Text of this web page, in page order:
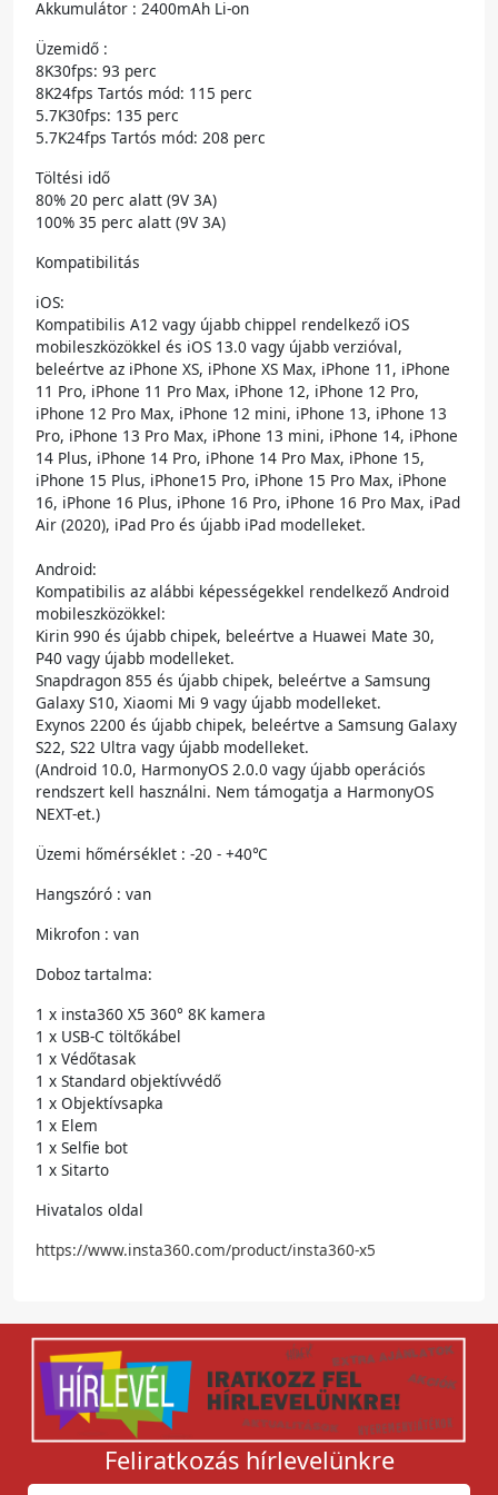
Akkumulátor : 2400mAh Li-on
Üzemidő :
8K30fps: 93 perc
8K24fps Tartós mód: 115 perc
5.7K30fps: 135 perc
5.7K24fps Tartós mód: 208 perc
Töltési idő
80% 20 perc alatt (9V 3A)
100% 35 perc alatt (9V 3A)
Kompatibilitás
iOS:
Kompatibilis A12 vagy újabb chippel rendelkező iOS
mobileszközökkel és iOS 13.0 vagy újabb verzióval,
beleértve az iPhone XS, iPhone XS Max, iPhone 11, iPhone
11 Pro, iPhone 11 Pro Max, iPhone 12, iPhone 12 Pro,
iPhone 12 Pro Max, iPhone 12 mini, iPhone 13, iPhone 13
Pro, iPhone 13 Pro Max, iPhone 13 mini, iPhone 14, iPhone
14 Plus, iPhone 14 Pro, iPhone 14 Pro Max, iPhone 15,
iPhone 15 Plus, iPhone15 Pro, iPhone 15 Pro Max, iPhone
16, iPhone 16 Plus, iPhone 16 Pro, iPhone 16 Pro Max, iPad
Air (2020), iPad Pro és újabb iPad modelleket.
Android:
Kompatibilis az alábbi képességekkel rendelkező Android
mobileszközökkel:
Kirin 990 és újabb chipek, beleértve a Huawei Mate 30,
P40 vagy újabb modelleket.
Snapdragon 855 és újabb chipek, beleértve a Samsung
Galaxy S10, Xiaomi Mi 9 vagy újabb modelleket.
Exynos 2200 és újabb chipek, beleértve a Samsung Galaxy
S22, S22 Ultra vagy újabb modelleket.
(Android 10.0, HarmonyOS 2.0.0 vagy újabb operációs
rendszert kell használni. Nem támogatja a HarmonyOS
NEXT-et.)
Üzemi hőmérséklet : -20 - +40℃
Hangszóró : van
Mikrofon : van
Doboz tartalma:
1 x insta360 X5 360° 8K kamera
1 x USB-C töltőkábel
1 x Védőtasak
1 x Standard objektívvédő
1 x Objektívsapka
1 x Elem
1 x Selfie bot
1 x Sitarto
Hivatalos oldal
https://www.insta360.com/product/insta360-x5
Feliratkozás hírlevelünkre